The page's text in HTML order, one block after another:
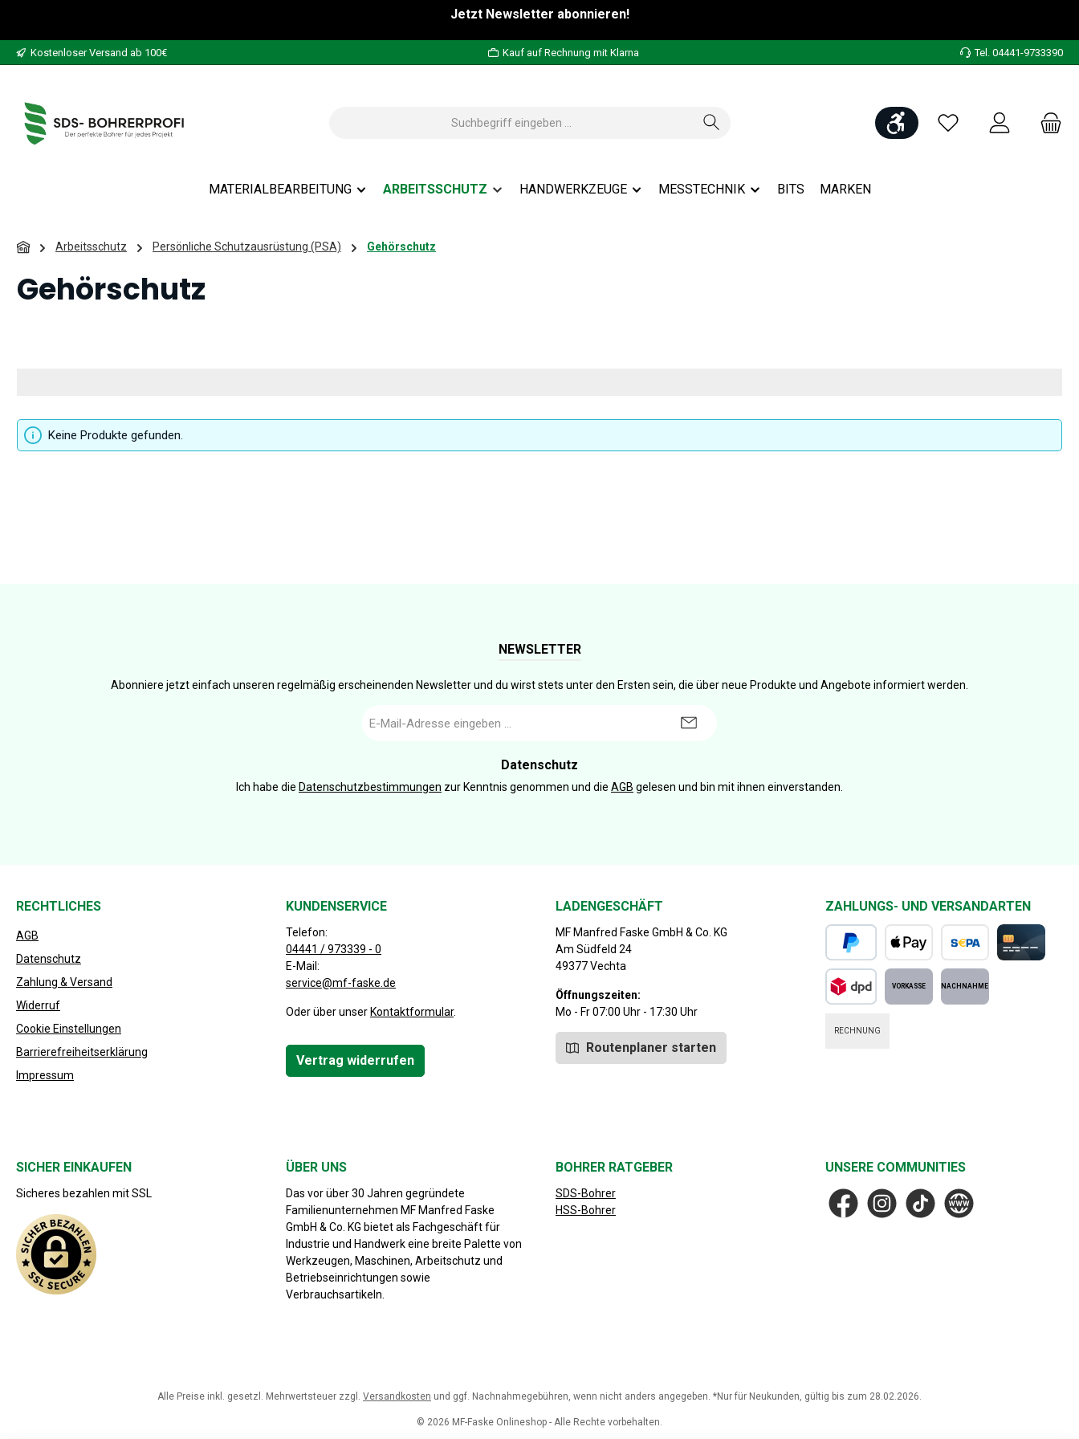
Jetzt Newsletter abonnieren!
Kostenloser Versand ab 100€ Kauf auf Rechnung mit Klarna Tel. 04441-9733390
Werkzeugleiste anzeigen
Du hast 0 Produkte
MATERIALBEARBEITUNG ARBEITSSCHUTZ HANDWERKZEUGE MESSTECHNIK BITS MARKEN
Arbeitsschutz Persönliche Schutzausrüstung (PSA) Gehörschutz
Gehörschutz
Keine Produkte gefunden.
NEWSLETTER
Abonniere jetzt einfach unseren regelmäßig erscheinenden Newsletter und du wirst stets unter den Ersten sein, die über neue Produkte und Angebote informiert werden.
Mail-
Datenschutz
Ich habe die Datenschutzbestimmungen zur Kenntnis genommen und die AGB gelesen und bin mit ihnen einverstanden.
RECHTLICHES
AGB
Datenschutz
Zahlung & Versand
Widerruf
Cookie Einstellungen
Barrierefreiheitserklärung
Impressum
KUNDENSERVICE
Telefon:
04441 / 973339 - 0
E-Mail:
service@mf-faske.de
Oder über unser Kontaktformular.
Vertrag widerrufen
LADENGESCHÄFT
MF Manfred Faske GmbH & Co. KG
Am Südfeld 24
49377 Vechta
Öffnungszeiten:
Mo - Fr 07:00 Uhr - 17:30 Uhr
Routenplaner starten
ZAHLUNGS- UND VERSANDARTEN
PayPal Apple Pay SEPA Lastschrift
RECHNUNG
SICHER EINKAUFEN
Sicheres bezahlen mit SSL
ÜBER UNS
Das vor über 30 Jahren gegründete
Familienunternehmen MF Manfred Faske
GmbH & Co. KG bietet als Fachgeschäft für
Industrie und Handwerk eine breite Palette von
Werkzeugen, Maschinen, Arbeitschutz und
Betriebseinrichtungen sowie
Verbrauchsartikeln.
BOHRER RATGEBER
SDS-Bohrer
HSS-Bohrer
UNSERE COMMUNITIES
FacebookInstagramTikTok MF Faske
Alle Preise inkl. gesetzl. Mehrwertsteuer zzgl. Versandkosten und ggf. Nachnahmegebühren, wenn nicht anders angegeben. *Nur für Neukunden, gültig bis zum 28.02.2026.
© 2026 MF-Faske Onlineshop - Alle Rechte vorbehalten.